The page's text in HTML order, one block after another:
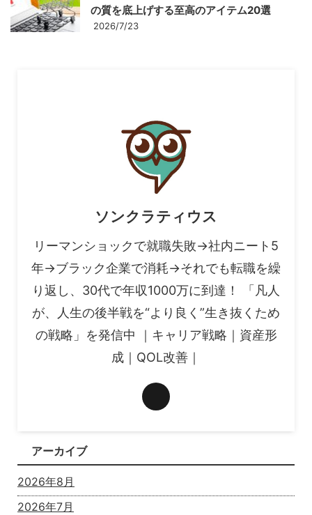
の質を底上げする至高のアイテム20選
2026/7/23
ソンクラティウス
リーマンショックで就職失敗→社内ニート5
年→ブラック企業で消耗→それでも転職を繰
り返し、30代で年収1000万に到達！ 「凡人
が、人生の後半戦を“より良く”生き抜くため
の戦略」を発信中 ｜キャリア戦略｜資産形
成｜QOL改善｜
アーカイブ
2026年8月
2026年7月